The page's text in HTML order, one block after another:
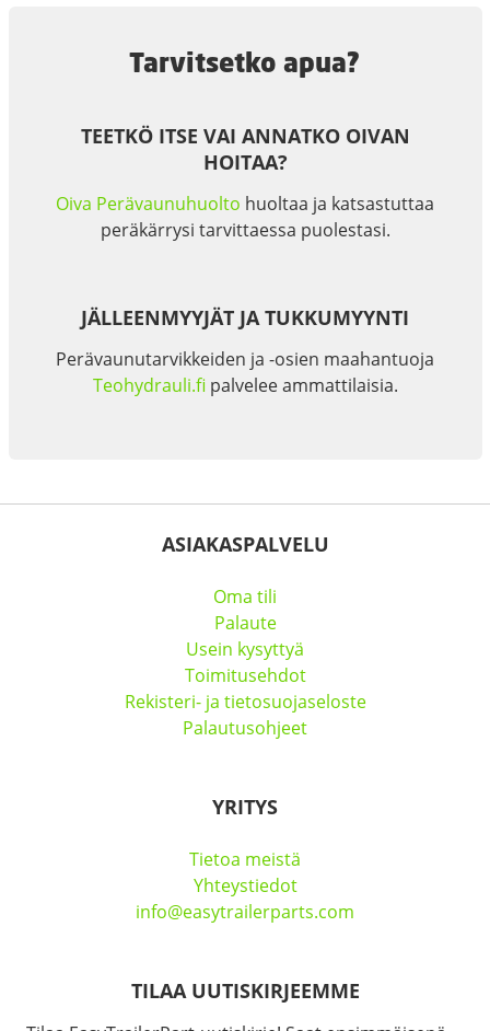
Tarvitsetko apua?
TEETKÖ ITSE VAI ANNATKO OIVAN
HOITAA?
Oiva Perävaunuhuolto huoltaa ja katsastuttaa
peräkärrysi tarvittaessa puolestasi.
JÄLLEENMYYJÄT JA TUKKUMYYNTI
Perävaunutarvikkeiden ja -osien maahantuoja
Teohydrauli.fi palvelee ammattilaisia.
ASIAKASPALVELU
Oma tili
Palaute
Usein kysyttyä
Toimitusehdot
Rekisteri- ja tietosuojaseloste
Palautusohjeet
YRITYS
Tietoa meistä
Yhteystiedot
info@easytrailerparts.com
TILAA UUTISKIRJEEMME